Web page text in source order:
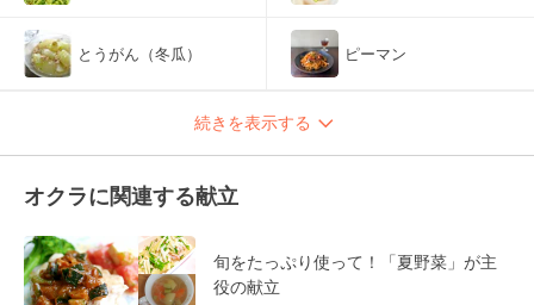
とうがん（冬瓜） ピーマン
続きを表示する
オクラに関連する献立
旬をたっぷり使って！「夏野菜」が主
役の献立